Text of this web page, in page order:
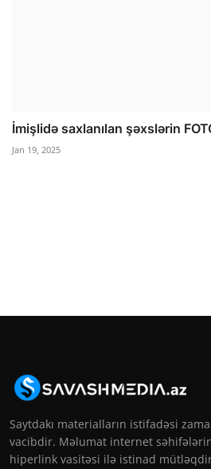
İmişlidə saxlanılan şəxslərin
Jan 19, 2025
Saytdakı materialların istifadəsi
vacibdir. Məlumat internet
hiperlink vasitəsi ilə istinad